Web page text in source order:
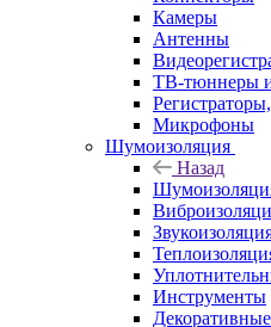
Камеры
Антенны
ТВ-тюннеры
Микрофоны
Шумоизоляция
Назад
Инструменты